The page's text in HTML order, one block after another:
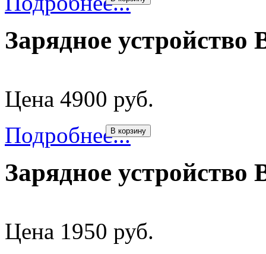
Зарядное устройство
Цена 4900 руб.
Подробнее...
В корзину
Зарядное устройство
Цена 1950 руб.